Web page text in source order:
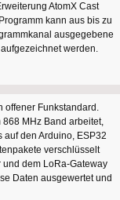
AtomX Cast
kann aus bis zu
ausgegebene
werden.
offener Funkstandard.
MHz Band arbeitet,
den Arduino, ESP32
verschlüsselt
dem LoRa-Gateway
Daten ausgewertet und